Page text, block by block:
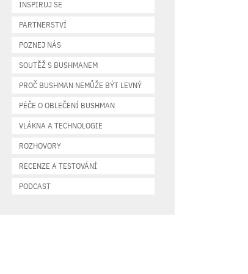
INSPIRUJ SE
PARTNERSTVÍ
POZNEJ NÁS
SOUTĚŽ S BUSHMANEM
PROČ BUSHMAN NEMŮŽE BÝT LEVNÝ
PÉČE O OBLEČENÍ BUSHMAN
VLÁKNA A TECHNOLOGIE
ROZHOVORY
RECENZE A TESTOVÁNÍ
PODCAST